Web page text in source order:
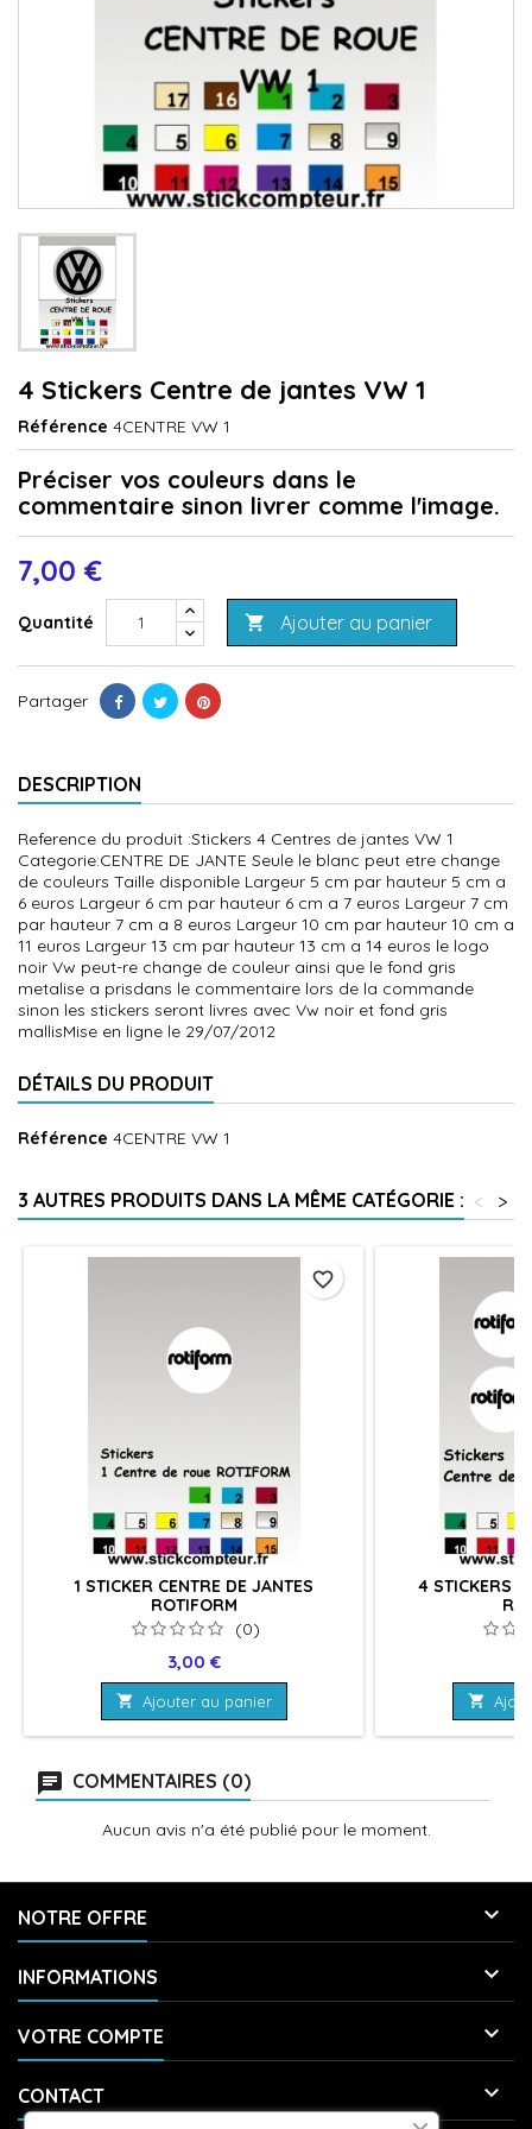
4 Stickers Centre de jantes VW 1
Référence 4CENTRE VW 1
Préciser vos couleurs dans le
commentaire sinon livrer comme l'image.
7,00 €
Quantité  Ajouter au panier
Partager
DESCRIPTION
Reference du produit :Stickers 4 Centres de jantes VW 1
Categorie:CENTRE DE JANTE Seule le blanc peut etre change
de couleurs Taille disponible Largeur 5 cm par hauteur 5 cm a
6 euros Largeur 6 cm par hauteur 6 cm a 7 euros Largeur 7 cm
par hauteur 7 cm a 8 euros Largeur 10 cm par hauteur 10 cm a
11 euros Largeur 13 cm par hauteur 13 cm a 14 euros le logo
noir Vw peut-re change de couleur ainsi que le fond gris
metalise a prisdans le commentaire lors de la commande
sinon les stickers seront livres avec Vw noir et fond gris
mallisMise en ligne le 29/07/2012
DÉTAILS DU PRODUIT
Référence 4CENTRE VW 1
3 AUTRES PRODUITS DANS LA MÊME CATÉGORIE : >
<
1 STICKER CENTRE DE JANTES
ROTIFORM
(0)
Prix
3,00 €
 Ajouter au panier
favorite_border
4 STICKERS

COMMENTAIRES (0)
Aucun avis n'a été publié pour le moment.
NOTRE OFFRE 
INFORMATIONS 
VOTRE COMPTE 
CONTACT 